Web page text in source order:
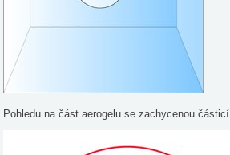
Pohledu na část aerogelu se zachycenou částicí.